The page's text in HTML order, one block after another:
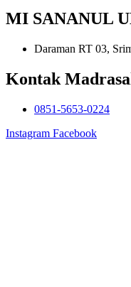
MI SANANUL
Daraman RT 03,
Kontak
0851-5653-0224
Instagram Facebook